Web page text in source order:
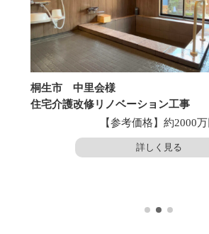
桐生市 中里会様
住宅介護改修リノベーション工事
【参考価格】約2000万
詳しく見る